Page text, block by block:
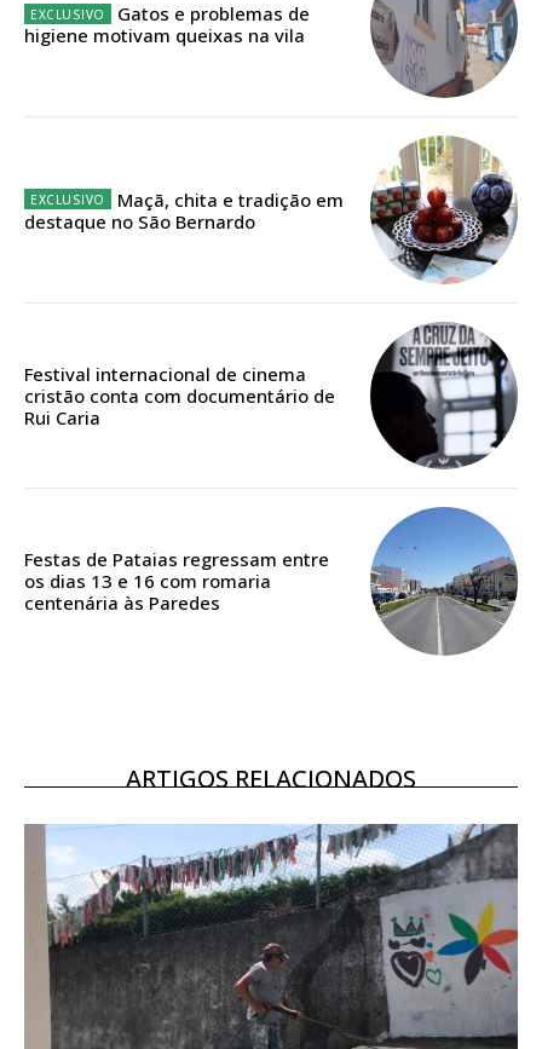
Ofertas para assinatura anual
ASSINATURA
12 meses
Ofertas para assinatura anual
Gatos e problemas de
higiene motivam queixas na vila
Maçã, chita e tradição em
destaque no São Bernardo
Festival internacional de cinema
cristão conta com documentário de
Rui Caria
Festas de Pataias regressam entre
os dias 13 e 16 com romaria
centenária às Paredes
ARTIGOS RELACIONADOS